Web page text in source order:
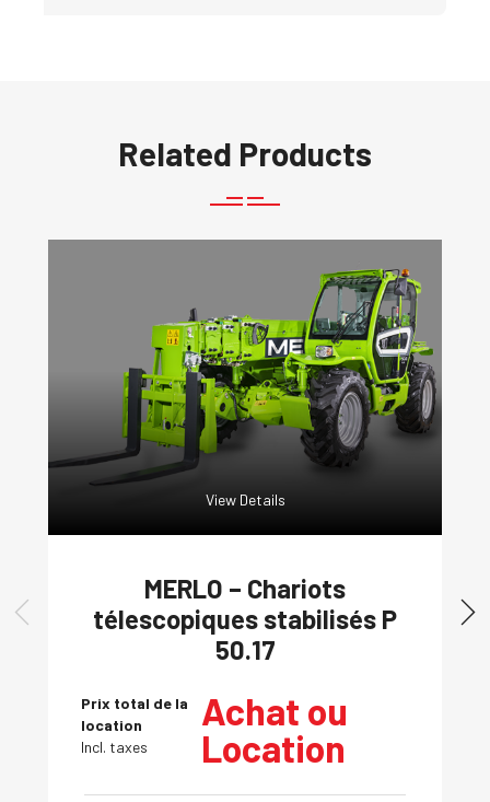
Related Products
View Details
MERLO – Chariots
télescopiques stabilisés P
50.17
Prix total de la
location
Incl. taxes
Achat ou
Location